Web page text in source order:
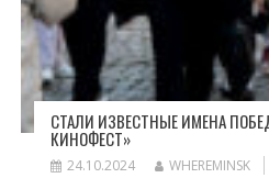
СТАЛИ ИЗВЕСТНЫЕ ИМЕНА
КИНОФЕСТ»
24.10.2024 WHEREMINSK